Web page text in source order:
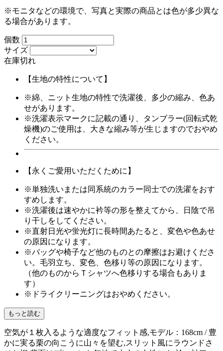
※モニタなどの環境で、写真と実際の商品とは色が多少異な
る場合があります。
個数
サイズ
在庫切れ
【生地の特性について】
※綿、ニット生地の特性で洗濯後、多少の縮み、色あ
せがあります。
※洗濯表示マークに記載の通り、タンブラー(回転式乾
燥機)のご使用は、大きな縮み等が生じますのでおやめ
ください。
【永くご愛用いただくために】
※単独洗いまたは同系統のカラー同士での洗濯をおす
すめします。
※洗濯後は速やかに衿等の形を整えてから、日陰で吊
り干しをしてください。
※直射日光や蛍光灯に長時間あたると、変色や色あせ
の原因になります。
※バッグや椅子など他のものとの摩擦はお避けくださ
い。毛羽立ち、変色、色移り等の原因になります。
（他のものからＴシャツへ色移りする場合もありま
す）
※ドライクリーニングはおやめください。
もっと読む
空気が１枚入るような適度なフィット感,モデル：168cm / 豊
かに実る栗の向こうに山々を望む,スリット風にラウンドさ